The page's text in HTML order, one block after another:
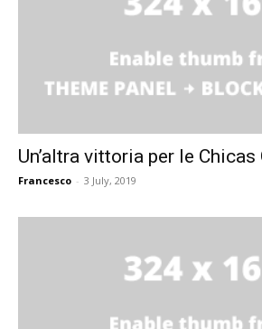
Un’altra vittoria per le Chicas
Francesco - 3 July, 2019